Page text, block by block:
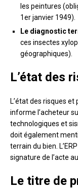
les peintures
1er janvier 1949).
Le diagnostic
ces insectes
géographiques).
L’état des
L’état des risques
informe l’acheteur
technologiques et
doit également
terrain du bien.
signature de l’acte
Le titre de